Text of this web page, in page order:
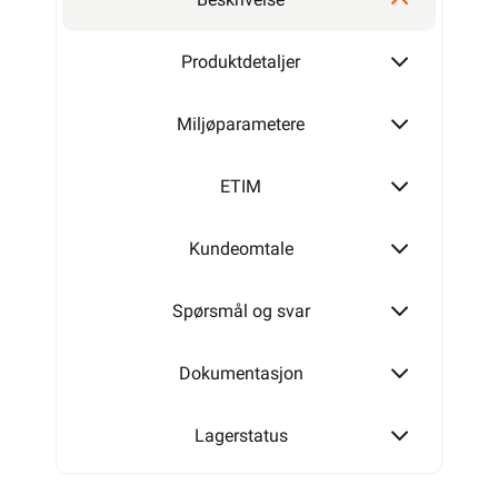
Produktdetaljer
Miljøparametere
ETIM
Kundeomtale
Spørsmål og svar
Dokumentasjon
Lagerstatus